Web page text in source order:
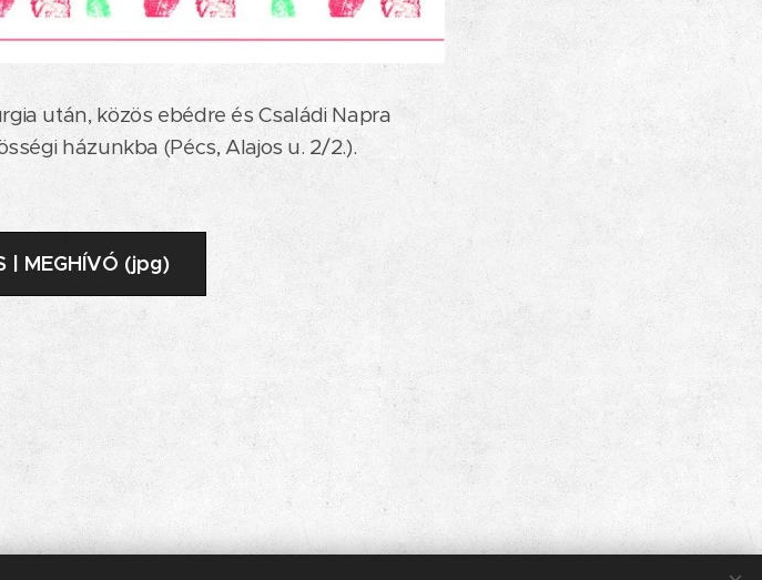
után, közös ebédre és Családi Napra
házunkba (Pécs, Alajos u. 2/2.).
| MEGHÍVÓ (jpg)